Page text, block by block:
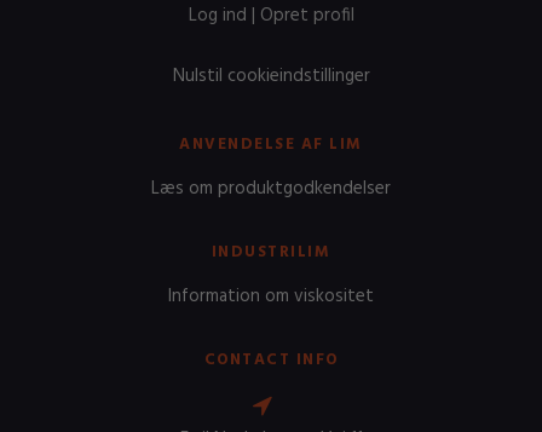
Log ind | Opret profil
Nulstil cookieindstillinger
ANVENDELSE AF LIM
Læs om produktgodkendelser
INDUSTRILIM
Information om viskositet
CONTACT INFO